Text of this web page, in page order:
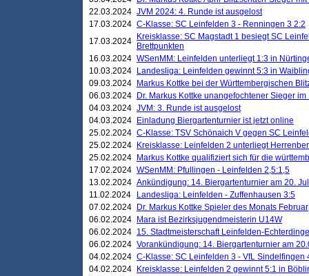
22.03.2024 JVM 2024: 4. Runde ist ausgelost
17.03.2024 C-Klasse: SC Leinfelden 3 - Renningen 3 2:2
17.03.2024
Kreisklasse: SC Magstadt 1 besiegt SC
Brettpunkten
16.03.2024 WSenMM: Leinfelden unterliegt 1:3 in
10.03.2024
Landesliga: Leinfelden gewinnt 5:3 in
09.03.2024
Markus Kottke bei der Württembergischen
06.03.2024
Dr. Markus Kottke unangefochtener Sieger
04.03.2024 JVM: 3. Runde ist ausgelost
04.03.2024
Einladung Biergartenturnier ist jetzt online
25.02.2024 C-Klasse: TSV Schönaich V gegen SC
25.02.2024
Kreisklasse: Leinfelden 2 unterliegt
25.02.2024
Markus Kottke qualifiziert sich für die
17.02.2024 WSenMM: Pfullingen - Leinfelden 2,5:1,5
13.02.2024 Ankündigung: 14. Biergartenturnier am 20.
11.02.2024
Landesliga: Leinfelden - Zuffenhausen 3:5
07.02.2024
Dr. Markus Kottke Spieler des Monats Februar
06.02.2024
Mara ist Bezirksjugendmeisterin U14W
06.02.2024 15. Stadtmeisterschaft Leinfelden-
06.02.2024 Vorankündigung: 14. Biergartenturnier am
04.02.2024 C-Klasse: SC Leinfelden 3 - VfL Sindelfingen
04.02.2024
Kreisklasse: Leinfelden 2 gewinnt 5:1 in